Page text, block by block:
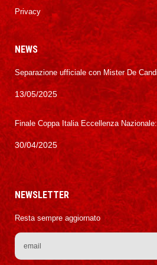
Privacy
NEWS
Separazione ufficiale con Mister De
13/05/2025
Finale Coppa Italia Eccellenza
30/04/2025
NEWSLETTER
Resta sempre aggiornato